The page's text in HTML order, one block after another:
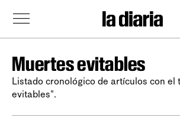
Muertes evitables
Listado cronológico de artículos con el
evitables".